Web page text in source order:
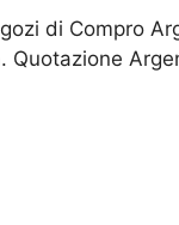
di Compro